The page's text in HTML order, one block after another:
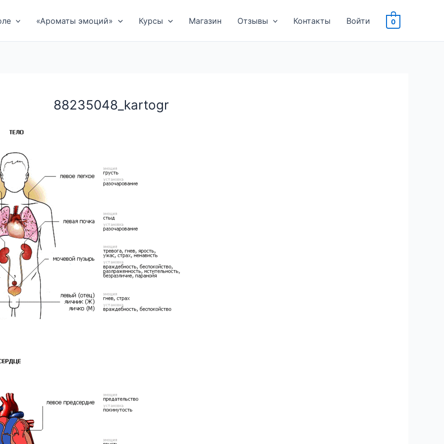
«Ароматы эмоций» Курсы Магазин Отзывы Контакты Войти 0
88235048_kartogr